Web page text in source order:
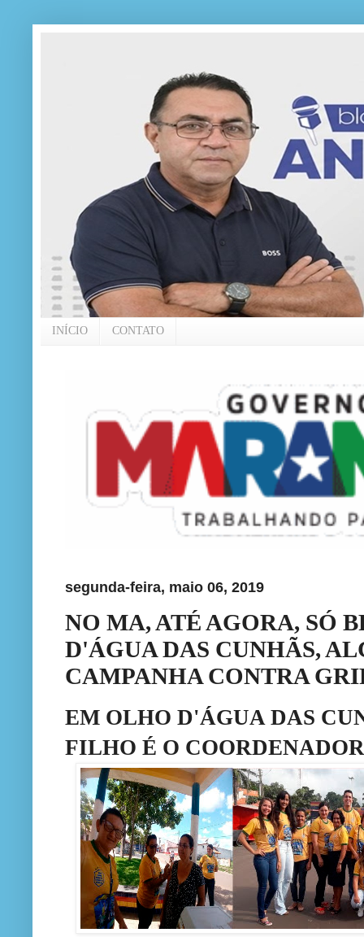
INÍCIO CONTATO
segunda-feira, maio 06, 2019
NO MA, ATÉ AGORA, SÓ
D'ÁGUA DAS CUNHÃS,
CAMPANHA CONTRA
EM OLHO D'ÁGUA DAS
FILHO É O